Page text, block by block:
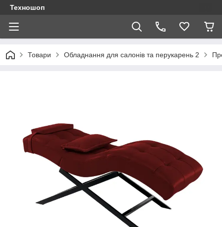
Техношоп
Товари Обладнання для салонів та перукарень 2